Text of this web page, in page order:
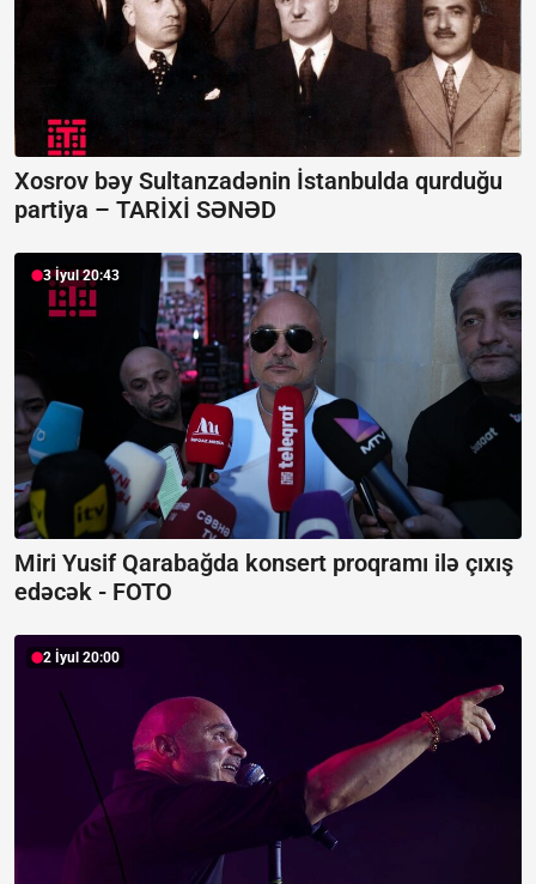
Xosrov bəy Sultanzadənin İstanbulda qurduğu
partiya – TARİXİ SƏNƏD
3 İyul 20:43
Miri Yusif Qarabağda konsert proqramı ilə çıxış
edəcək - FOTO
2 İyul 20:00